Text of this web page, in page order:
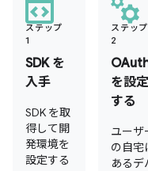
ステップ
1
SDK を
入手
SDK を取
得して開
発環境を
設定する
ステップ
2
を設定
する
ユーザ
の自宅
あるデ